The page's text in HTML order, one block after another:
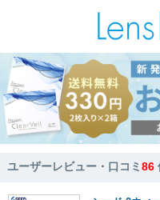
ユーザーレビュー・口コミ86